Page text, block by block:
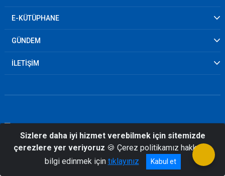
E-KÜTÜPHANE
GÜNDEM
İLETİŞİM
© 2026 İzmir İl Afet ve Acil Durum
Müdürlüğü
Sizlere daha iyi hizmet verebilmek için sitemizde
çerezlere yer veriyoruz 🍪 Çerez politikamız hakkında
bilgi edinmek için tıklayınız Kabul et